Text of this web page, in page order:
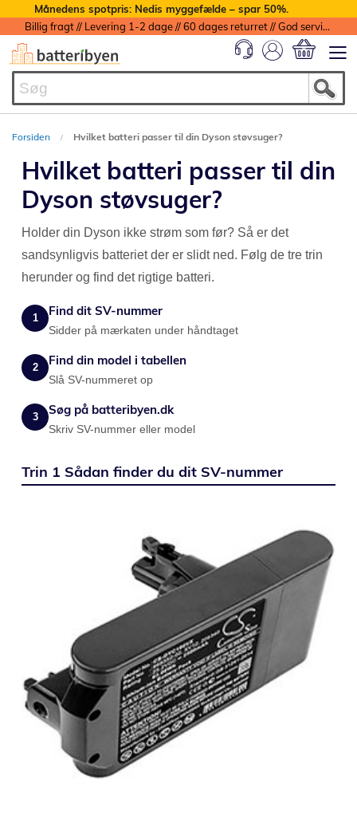
Månedens spotpris: Nedis myggefælde – spar 50%.
Billig fragt // Levering 1-2 dage // 60 dages returret // God service med garanti
Forsiden Hvilket batteri passer til din Dyson støvsuger?
Hvilket batteri passer til din
Dyson støvsuger?
Holder din Dyson ikke strøm som før? Så er det
sandsynligvis batteriet der er slidt ned. Følg de tre trin
herunder og find det rigtige batteri.
1 Find dit SV-nummer
Sidder på mærkaten under håndtaget
2 Find din model i tabellen
Slå SV-nummeret op
3 Søg på batteribyen.dk
Skriv SV-nummer eller model
Trin 1 Sådan finder du dit SV-nummer